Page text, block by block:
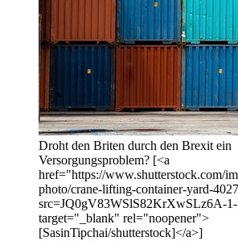
Droht den Briten durch den Brexit ein
Versorgungsproblem? [<a
href="https://www.shutterstock.com/
photo/crane-lifting-container-yard-
src=JQ0gV83WSlS82KrXwSLz6A-
target="_blank" rel="noopener">
[SasinTipchai/shutterstock]</a>]